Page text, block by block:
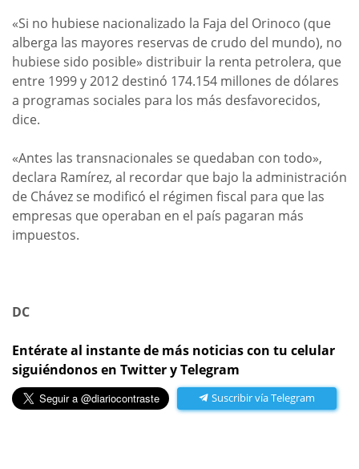
«Si no hubiese nacionalizado la Faja del Orinoco (que
alberga las mayores reservas de crudo del mundo), no
hubiese sido posible» distribuir la renta petrolera, que
entre 1999 y 2012 destinó 174.154 millones de dólares
a programas sociales para los más desfavorecidos,
dice.
«Antes las transnacionales se quedaban con todo»,
declara Ramírez, al recordar que bajo la administración
de Chávez se modificó el régimen fiscal para que las
empresas que operaban en el país pagaran más
impuestos.
DC
Entérate al instante de más noticias con tu celular
siguiéndonos en Twitter y Telegram
Suscribir vía Telegram